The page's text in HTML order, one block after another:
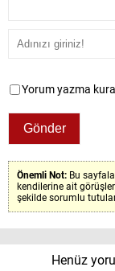
Yorum yazma
Önemli Not: Bu
kendilerine ait
şekilde sorumlu
Henüz